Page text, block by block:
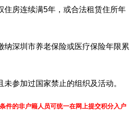
住房连续满5年，或合法租赁住所年
纳深圳市养老保险或医疗保险年限累
参加过国家禁止的组织及活动。
件的非户籍人员可统一在网上提交积分入户